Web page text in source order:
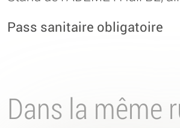
Pass sanitaire obligatoire
Dans la même